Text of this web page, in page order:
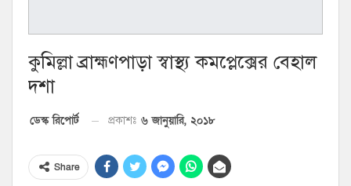
কুমিল্লা ব্রাহ্মণপাড়া স্বাস্থ্য কমপ্লেক্সের বেহাল
দশা
ডেস্ক রিপোর্ট প্রকাশঃ ৬ জানুয়ারি, ২০১৮
Share